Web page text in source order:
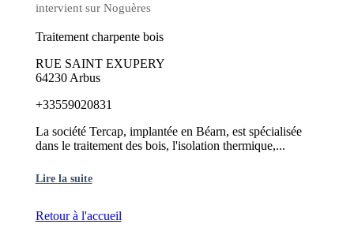
intervient sur Noguères
Traitement charpente bois
RUE SAINT EXUPERY
64230 Arbus
+33559020831
La société Tercap, implantée en Béarn, est spécialisée
dans le traitement des bois, l'isolation thermique,...
Lire la suite
Retour à l'accueil